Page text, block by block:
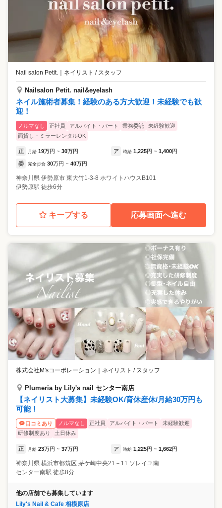
Nail salon Petit. ネイリスト / スタッフ
Nailsalon Petit. nail&eyelash
ネイル施術者募集！経験のある方大歓迎！未経験でも歓
迎！
ノルマなし 正社員 アルバイト・パート 業務委託
未経験歓迎
面貸し・ミラーレンタルOK
正 月給 19万円 ~ 30万円 ア 時給 1,225円 ~ 1,400円
委 完全歩合 30万円 ~ 40万円
神奈川県 伊勢原市 東大竹1-3-8 ホワイトハウスB101
伊勢原駅 徒歩6分
キープする 応募画面へ進む
株式会社M'sコーポレーション ｜ ネイリスト / スタッフ
Plumeria by Lily's nail センター南店
【ネイリスト大募集】未経験OK/育休産休/月給30万円も
可能！
口コミあり ノルマなし 正社員 アルバイト・パート
未経験歓迎
研修制度あり
土日休み
正 月給 23万円 ~ 37万円 ア 時給 1,225円 ~ 1,662円
神奈川県 横浜市都筑区 茅ケ崎中央21－11 ソレイユ南
センター南駅 徒歩8分
他の店舗でも募集しています
Lily's Nail & Cafe 相模原店